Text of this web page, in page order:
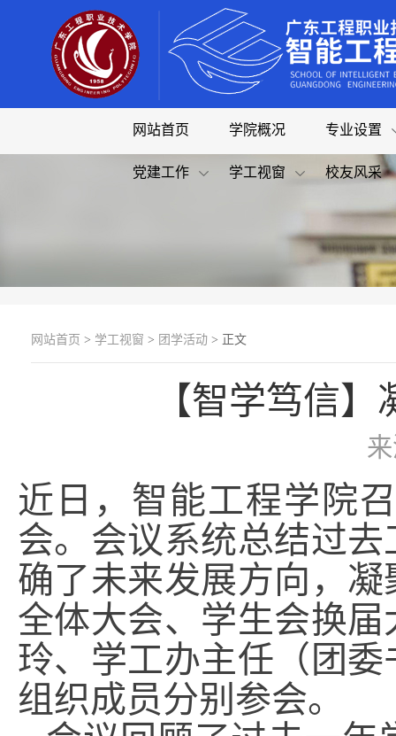
网站首页 学院概况 专业设置
党建工作 学工视窗 校友风采
网站首页 > 学工视窗 > 团学活动 > 正文
【智学笃信
近日，智能工程学院
会。会议系统总结过
确了未来发展方向，
全体大会、学生会换
玲、学工办主任（团
组织成员分别参会。